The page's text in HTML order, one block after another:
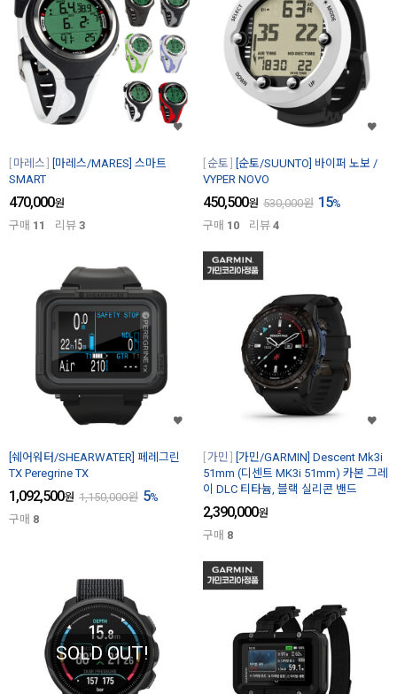
마레스
[마레스/MARES] 스마트
SMART
470,000원
구매 11 리뷰 3
순토
[순토/SUUNTO] 바이퍼 노보 /
VYPER NOVO
450,500원 530,000원 15%
구매 10 리뷰 4
[쉐어워터/SHEARWATER] 페레그린
TX Peregrine TX
1,092,500원 1,150,000원 5%
구매 8
가민
[가민/GARMIN] Descent Mk3i
51mm (디센트 MK3i 51mm) 카본 그레
이 DLC 티타늄, 블랙 실리콘 밴드
2,390,000원
구매 8
SOLD OUT!